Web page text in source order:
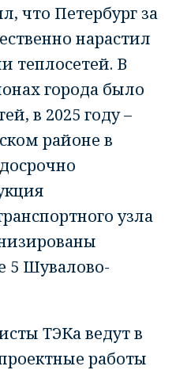
что Петербург за
нарастил
теплосетей. В
города было
в 2025 году –
районе в
узла
5 Шувалово-
ТЭКа ведут в
работы